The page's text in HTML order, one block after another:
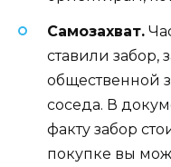
Самозахват.
ставили забор,
общественной
соседа. В
факту забор
покупке вы